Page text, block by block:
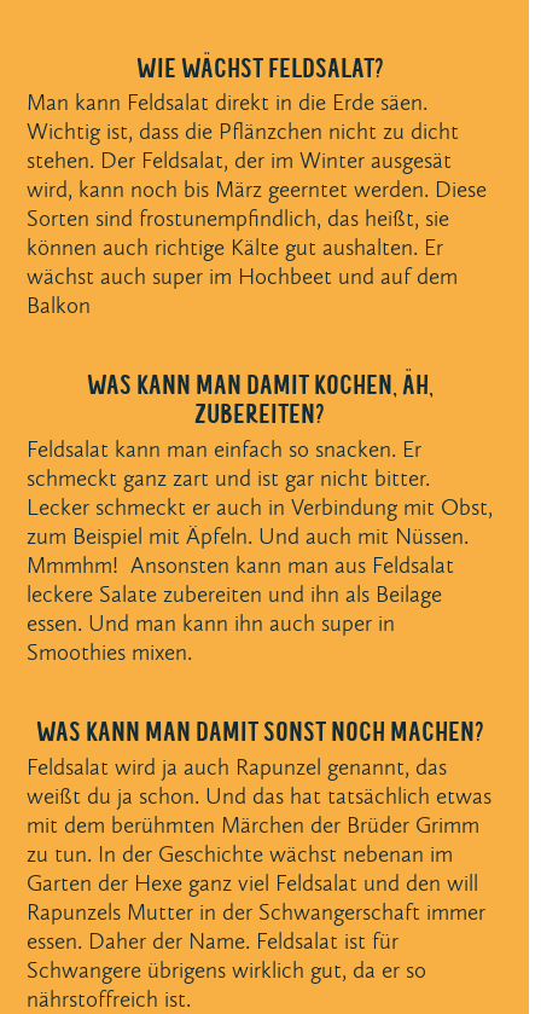
WIE WÄCHST FELDSALAT?
Man kann Feldsalat direkt in die Erde säen.
Wichtig ist, dass die Pflänzchen nicht zu dicht
stehen. Der Feldsalat, der im Winter ausgesät
wird, kann noch bis März geerntet werden. Diese
Sorten sind frostunempfindlich, das heißt, sie
können auch richtige Kälte gut aushalten. Er
wächst auch super im Hochbeet und auf dem
Balkon
WAS KANN MAN DAMITKOCHEN, ÄH,
ZUBEREITEN?
Feldsalat kann man einfach so snacken. Er
schmeckt ganz zart und ist gar nicht bitter.
Lecker schmeckt er auch in Verbindung mit Obst,
zum Beispiel mit Äpfeln. Und auch mit Nüssen.
Mmmhm! Ansonsten kann man aus Feldsalat
leckere Salate zubereiten und ihn als Beilage
essen. Und man kann ihn auch super in
Smoothies mixen.
WAS KANN MAN DAMIT SONST NOCH MACHEN?
Feldsalat wird ja auch Rapunzel genannt, das
weißt du ja schon. Und das hat tatsächlich etwas
mit dem berühmten Märchen der Brüder Grimm
zu tun. In der Geschichte wächst nebenan im
Garten der Hexe ganz viel Feldsalat und den will
Rapunzels Mutter in der Schwangerschaft immer
essen. Daher der Name. Feldsalat ist für
Schwangere übrigens wirklich gut, da er so
nährstoffreich ist.